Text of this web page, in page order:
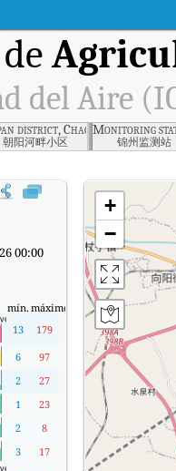
de
del Aire
district, Chaoyang , Chaoyang
朝阳河畔小区
Monitoring
锦州监测站
(ICA) de Agricultural Area,
00:00
mín. máximo
13
179
6
97
2
27
1
23
2
8
3
17
+
−